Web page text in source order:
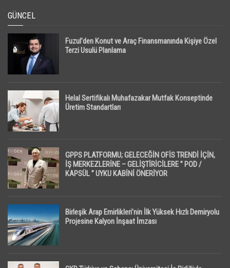
GÜNCEL
Fuzul’den Konut ve Araç Finansmanında Kişiye Özel
Terzi Usulü Planlama
Helal Sertifikalı Muhafazakar Mutfak Konseptinde
Üretim Standartları
GPPS PLATFORMU; GELECEĞİN OFİS TRENDİ İÇİN,
İŞ MERKEZLERİNE – GELİŞTİRİCİLERE ” POD /
KAPSÜL ” UYKU KABİNİ ÖNERİYOR
Birleşik Arap Emirlikleri’nin İlk Yüksek Hızlı Demiryolu
Projesine Kalyon İnşaat İmzası